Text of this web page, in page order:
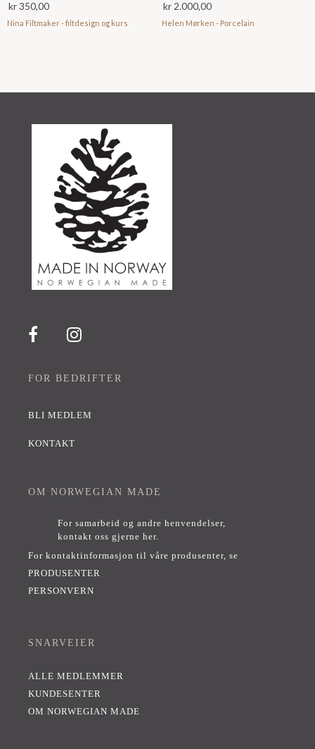
kr350,00
Nina Filtmaker - filtdesign og kurs
kr 2.000,00
Helen Mørken - Porcelain
FOR BEDRIFTER
BLI MEDLEM
KONTAKT
OM NORWEGIAN MADE
For samarbeid og andre henvendelser,
kontakt oss gjerne her.
For kontaktinformasjon til våre produsenter, se
PRODUSENTER
PERSONVERN
SNARVEIER
ALLE MEDLEMMER
KUNDESENTER
OM NORWEGIAN MADE